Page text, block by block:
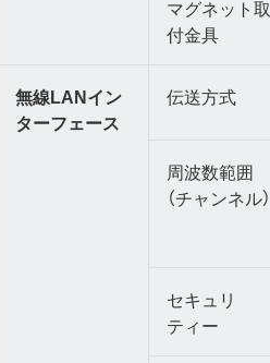
マグネット取
付金具
無線LANイン
ターフェース
伝送方式
周波数範囲
（チャンネル）
セキュリ
ティー